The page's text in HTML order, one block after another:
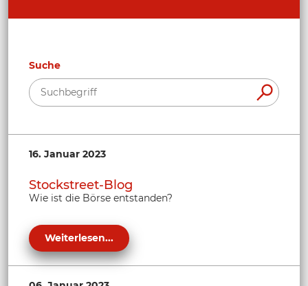
Suche
16. Januar 2023
Stockstreet-Blog
Wie ist die Börse entstanden?
Weiterlesen...